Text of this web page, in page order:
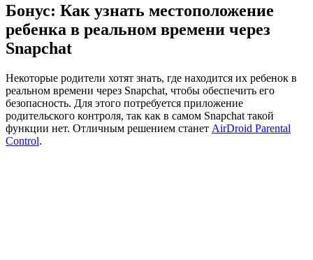
Бонус: Как узнать местоположение
ребенка в реальном времени через
Snapchat
Некоторые родители хотят знать, где находится их ребенок в
реальном времени через Snapchat, чтобы обеспечить его
безопасность. Для этого потребуется приложение
родительского контроля, так как в самом Snapchat такой
функции нет. Отличным решением станет AirDroid Parental
Control.